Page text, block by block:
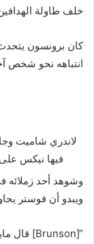
خلف طاولة
كان برونسون
انتباهه نحو شخص
لاندري شاميت
فيها نيكس
وشوهد أحد زملائه
ويبدو أن فوستر